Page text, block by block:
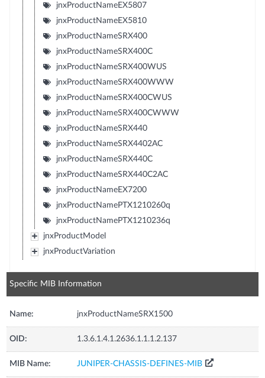
jnxProductNameEX5807
jnxProductNameEX5810
jnxProductNameSRX400
jnxProductNameSRX400C
jnxProductNameSRX400WUS
jnxProductNameSRX400WWW
jnxProductNameSRX400CWUS
jnxProductNameSRX400CWWW
jnxProductNameSRX440
jnxProductNameSRX4402AC
jnxProductNameSRX440C
jnxProductNameSRX440C2AC
jnxProductNameEX7200
jnxProductNamePTX1210260q
jnxProductNamePTX1210236q
jnxProductModel
jnxProductVariation
Specific MIB Information
Name: jnxProductNameSRX1500
OID: 1.3.6.1.4.1.2636.1.1.1.2.137
MIB Name: JUNIPER-CHASSIS-DEFINES-MIB